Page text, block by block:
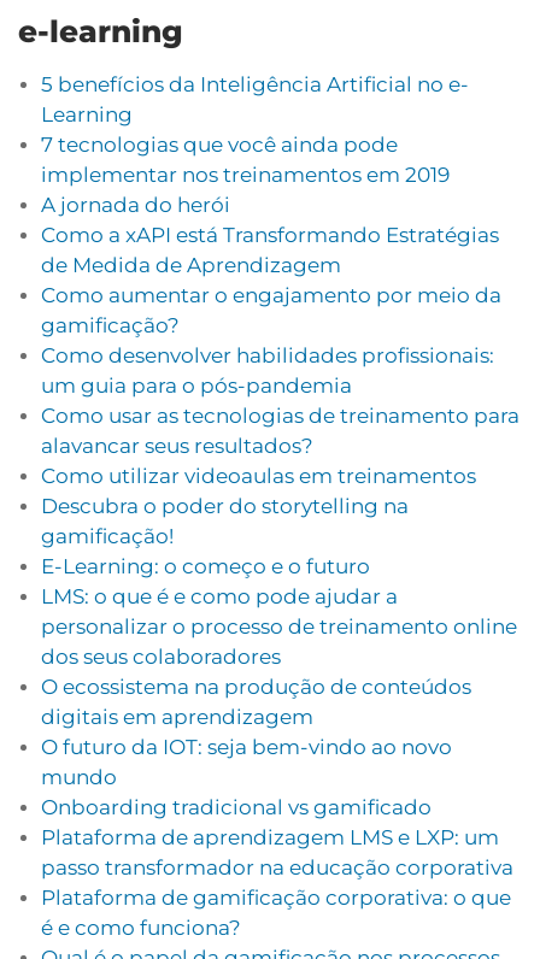
e-learning
5 benefícios da Inteligência Artificial no e-
Learning
7 tecnologias que você ainda pode
implementar nos treinamentos em 2019
A jornada do herói
Como a xAPI está Transformando Estratégias
de Medida de Aprendizagem
Como aumentar o engajamento por meio da
gamificação?
Como desenvolver habilidades profissionais:
um guia para o pós-pandemia
Como usar as tecnologias de treinamento para
alavancar seus resultados?
Como utilizar videoaulas em treinamentos
Descubra o poder do storytelling na
gamificação!
E-Learning: o começo e o futuro
LMS: o que é e como pode ajudar a
personalizar o processo de treinamento online
dos seus colaboradores
O ecossistema na produção de conteúdos
digitais em aprendizagem
O futuro da IOT: seja bem-vindo ao novo
mundo
Onboarding tradicional vs gamificado
Plataforma de aprendizagem LMS e LXP: um
passo transformador na educação corporativa
Plataforma de gamificação corporativa: o que
é e como funciona?